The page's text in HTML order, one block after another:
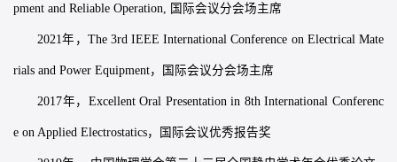
pment and Reliable Operation, 国际会议分会场主席
2021年，The 3rd IEEE International Conference on Electrical Mate
rials and Power Equipment，国际会议分会场主席
2017年，Excellent Oral Presentation in 8th International Conferenc
e on Applied Electrostatics，国际会议优秀报告奖